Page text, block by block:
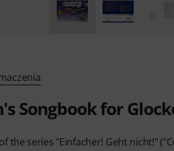
Songbook for
the series "Einfacher! Geht nicht!"